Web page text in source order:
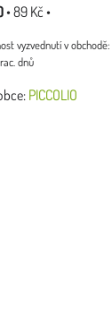
•89 Kč •
dnů
PICCOLIO